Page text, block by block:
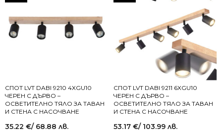
СПОТ LVT DABI 9210 4XGU10
ЧЕРЕН С ДЪРВО –
ОСВЕТИТЕЛНО ТЯЛО ЗА ТАВАН
И СТЕНА С НАСОЧВАНЕ
35.22 €/ 68.88 лв.
СПОТ LVT DABI 9211 6XGU10
ЧЕРЕН С ДЪРВО –
ОСВЕТИТЕЛНО ТЯЛО ЗА ТАВАН
И СТЕНА С НАСОЧВАНЕ
53.17 €/ 103.99 лв.